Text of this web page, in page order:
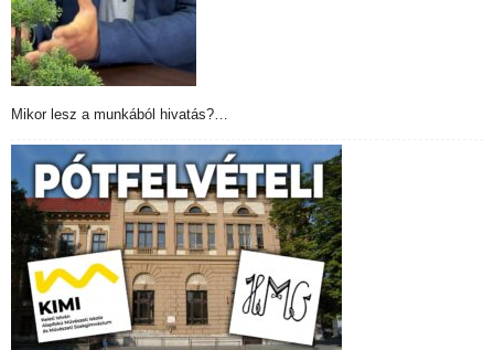
Mikor lesz a munkából hivatás?…